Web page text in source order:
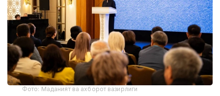
Фото: Маданият ва ахборот вазирлиги